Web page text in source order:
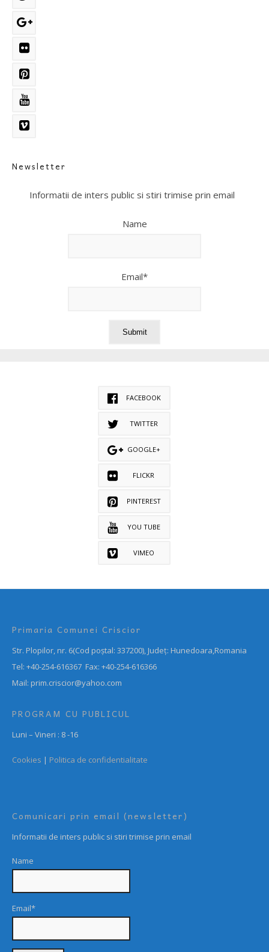
Newsletter
Informatii de inters public si stiri trimise prin email
Name
Email*
FACEBOOK
TWITTER
GOOGLE+
FLICKR
PINTEREST
YOU TUBE
VIMEO
Primaria Comunei Criscior
Str. Plopilor, nr. 6(Cod poștal: 337200), Județ: Hunedoara,Romania
Tel: +40-254-616367 Fax: +40-254-616366
Mail: prim.criscior@yahoo.com
PROGRAM CU PUBLICUL
Luni – Vineri : 8 -16
Cookies | Politica de confidentialitate
Comunicari prin email (newsletter)
Informatii de inters public si stiri trimise prin email
Name
Email*